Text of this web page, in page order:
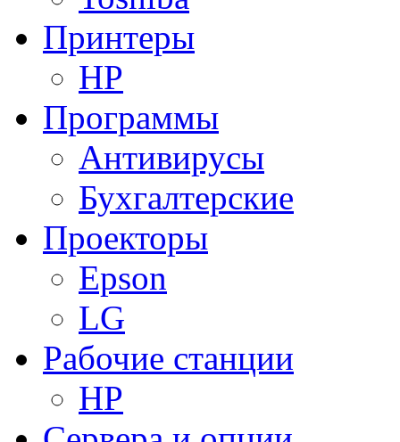
Принтеры
HP
Программы
Антивирусы
Бухгалтерские
Проекторы
Epson
LG
Рабочие станции
HP